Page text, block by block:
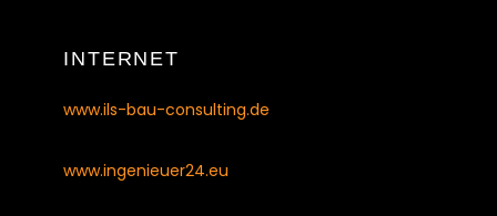
INTERNET
www.ils-bau-consulting.de
www.ingenieuer24.eu